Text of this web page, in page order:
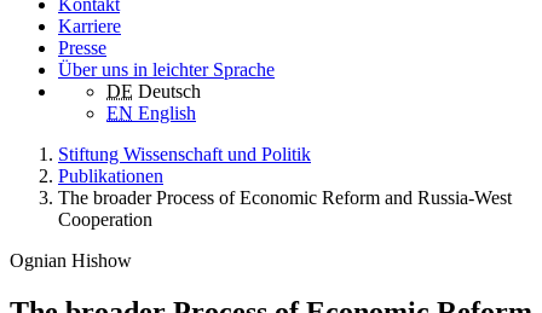
Kontakt
Karriere
Presse
Über uns in leichter Sprache
DE Deutsch
EN English
Stiftung Wissenschaft und Politik
Publikationen
The broader Process of Economic Reform and Russia-West
Cooperation
Ognian Hishow